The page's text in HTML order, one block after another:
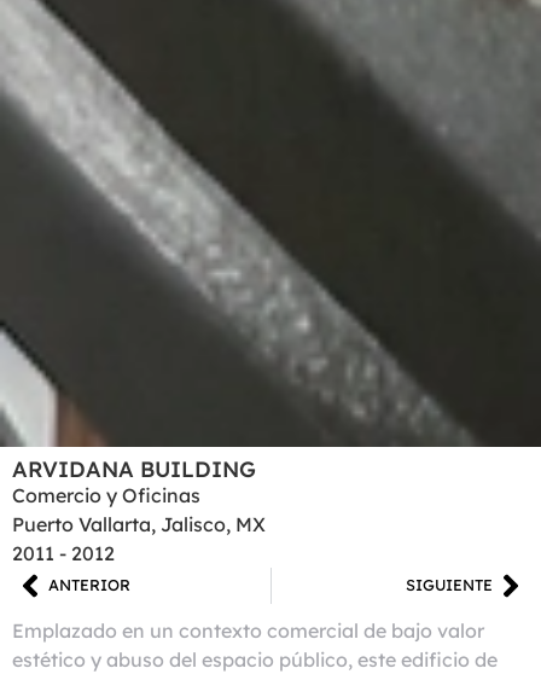
ARVIDANA BUILDING
Comercio y Oficinas
Puerto Vallarta, Jalisco, MX
2011 - 2012
ANTERIOR SIGUIENTE
Emplazado en un contexto comercial de bajo valor
estético y abuso del espacio público, este edificio de